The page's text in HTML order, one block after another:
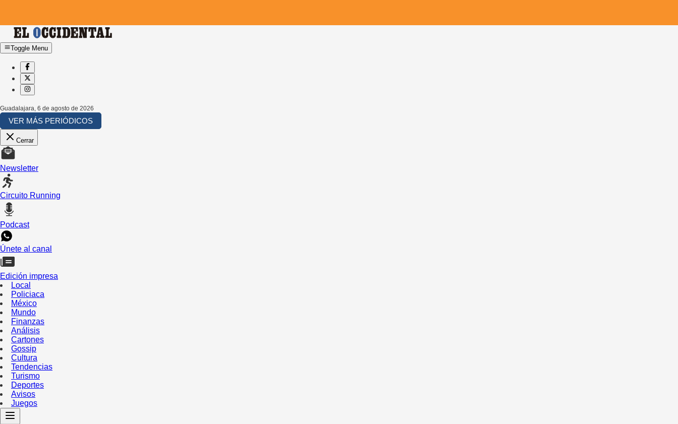
Toggle Menu
Guadalajara, 6 de agosto de 2026
VER MÁS PERIÓDICOS
Cerrar
Newsletter
Circuito Running
Podcast
Únete al canal
Edición impresa
Local
Policiaca
México
Mundo
Finanzas
Análisis
Cartones
Gossip
Cultura
Tendencias
Turismo
Deportes
Avisos
Juegos